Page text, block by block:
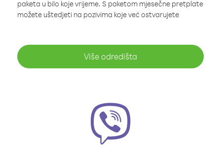
paketa u bilo koje vrijeme. S paketom mjesečne pretplate
možete uštedjeti na pozivima koje već ostvarujete
Više odredišta